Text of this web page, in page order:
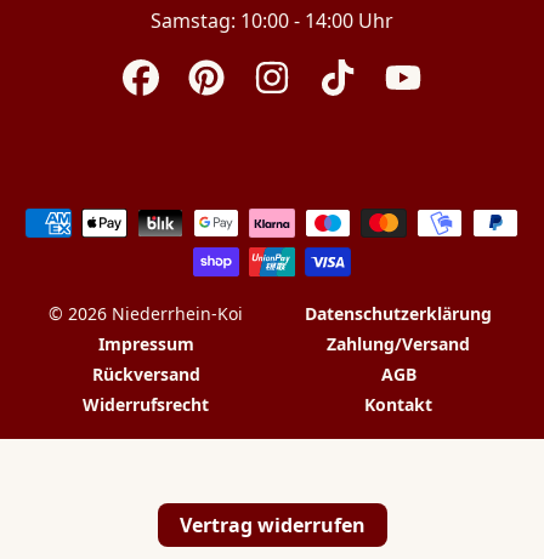
Samstag: 10:00 - 14:00 Uhr
FacebookPinterest InstagramTikTok YouTube
Zahlungsarten
© 2026 Niederrhein-Koi
Datenschutzerklärung
Impressum
Zahlung/Versand
Rückversand
AGB
Widerrufsrecht
Kontakt
Vertrag widerrufen